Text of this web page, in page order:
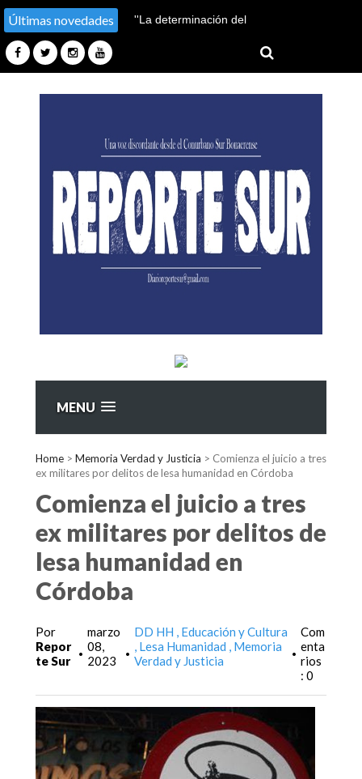
Últimas novedades
''La determinación del
MENU
Home > Memoria Verdad y Justicia > Comienza el juicio a tres
ex militares por delitos de lesa humanidad en Córdoba
Comienza el juicio a tres
ex militares por delitos de
lesa humanidad en
Córdoba
Por
Repor
te Sur
•
marzo
08,
2023
•
DD HH
Educación y Cultura
Lesa Humanidad
Memoria
Verdad y Justicia
•
Com
enta
rios
: 0